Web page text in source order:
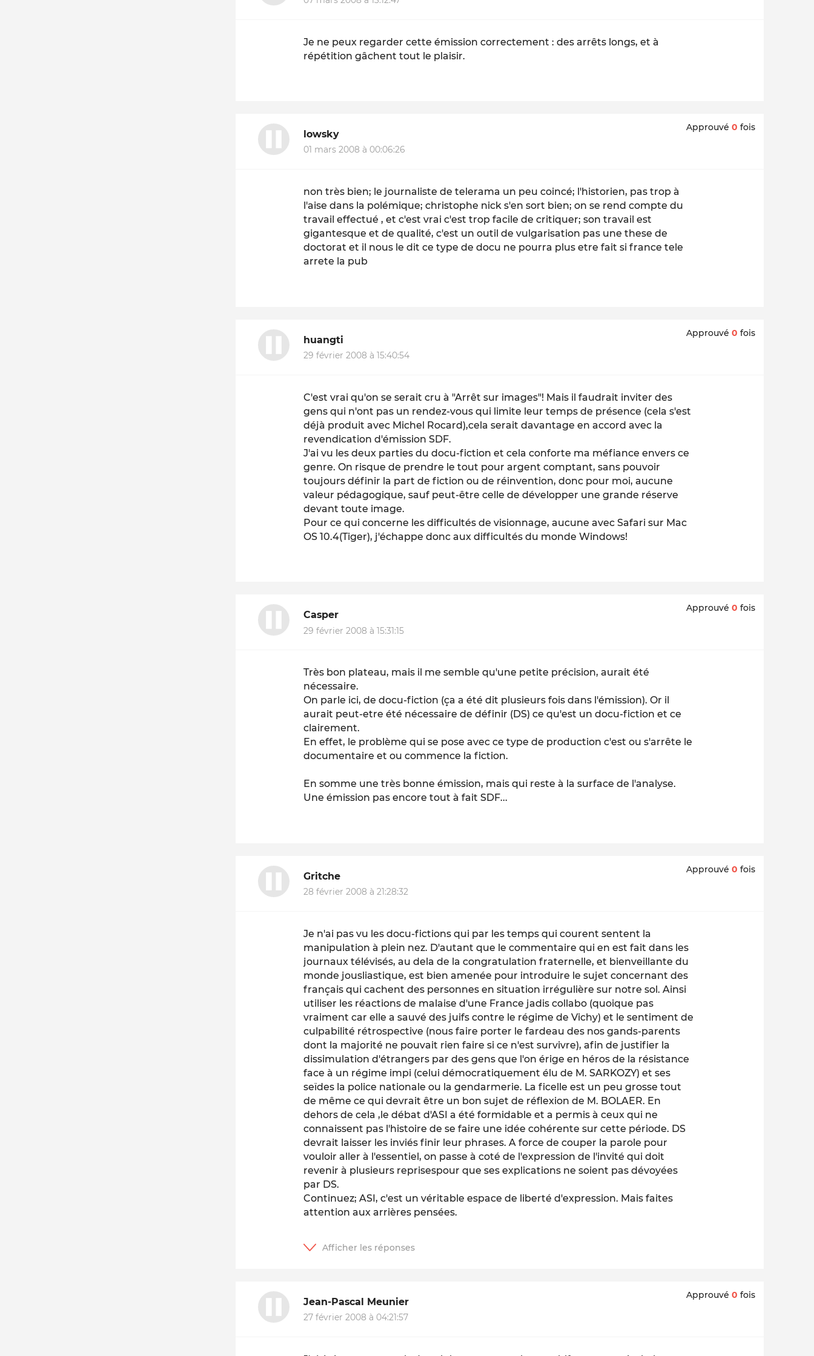
Je ne peux regarder cette émission correctement : des arrêts longs, et à
répétition gâchent tout le plaisir.
lowsky
01 mars 2008 à 00:06:26
Approuvé 0 fois
non très bien; le journaliste de telerama un peu coincé; l'historien, pas trop à
l'aise dans la polémique; christophe nick s'en sort bien; on se rend compte du
travail effectué , et c'est vrai c'est trop facile de critiquer; son travail est
gigantesque et de qualité, c'est un outil de vulgarisation pas une these de
doctorat et il nous le dit ce type de docu ne pourra plus etre fait si france tele
arrete la pub
huangti
29 février 2008 à 15:40:54
Approuvé 0 fois
C'est vrai qu'on se serait cru à "Arrêt sur images"! Mais il faudrait inviter des
gens qui n'ont pas un rendez-vous qui limite leur temps de présence (cela s'est
déjà produit avec Michel Rocard),cela serait davantage en accord avec la
revendication d'émission SDF.
J'ai vu les deux parties du docu-fiction et cela conforte ma méfiance envers ce
genre. On risque de prendre le tout pour argent comptant, sans pouvoir
toujours définir la part de fiction ou de réinvention, donc pour moi, aucune
valeur pédagogique, sauf peut-être celle de développer une grande réserve
devant toute image.
Pour ce qui concerne les difficultés de visionnage, aucune avec Safari sur Mac
OS 10.4(Tiger), j'échappe donc aux difficultés du monde Windows!
Casper
29 février 2008 à 15:31:15
Approuvé 0 fois
Très bon plateau, mais il me semble qu'une petite précision, aurait été
nécessaire.
On parle ici, de docu-fiction (ça a été dit plusieurs fois dans l'émission). Or il
aurait peut-etre été nécessaire de définir (DS) ce qu'est un docu-fiction et ce
clairement.
En effet, le problème qui se pose avec ce type de production c'est ou s'arrête le
documentaire et ou commence la fiction.
En somme une très bonne émission, mais qui reste à la surface de l'analyse.
Une émission pas encore tout à fait SDF...
Gritche
28 février 2008 à 21:28:32
Approuvé 0 fois
Je n'ai pas vu les docu-fictions qui par les temps qui courent sentent la
manipulation à plein nez. D'autant que le commentaire qui en est fait dans les
journaux télévisés, au dela de la congratulation fraternelle, et bienveillante du
monde jousliastique, est bien amenée pour introduire le sujet concernant des
français qui cachent des personnes en situation irrégulière sur notre sol. Ainsi
utiliser les réactions de malaise d'une France jadis collabo (quoique pas
vraiment car elle a sauvé des juifs contre le régime de Vichy) et le sentiment de
culpabilité rétrospective (nous faire porter le fardeau des nos gands-parents
dont la majorité ne pouvait rien faire si ce n'est survivre), afin de justifier la
dissimulation d'étrangers par des gens que l'on érige en héros de la résistance
face à un régime impi (celui démocratiquement élu de M. SARKOZY) et ses
seïdes la police nationale ou la gendarmerie. La ficelle est un peu grosse tout
de même ce qui devrait être un bon sujet de réflexion de M. BOLAER. En
dehors de cela ,le débat d'ASI a été formidable et a permis à ceux qui ne
connaissent pas l'histoire de se faire une idée cohérente sur cette période. DS
devrait laisser les inviés finir leur phrases. A force de couper la parole pour
vouloir aller à l'essentiel, on passe à coté de l'expression de l'invité qui doit
revenir à plusieurs reprisespour que ses explications ne soient pas dévoyées
par DS.
Continuez; ASI, c'est un véritable espace de liberté d'expression. Mais faites
attention aux arrières pensées.
Jean-Pascal Meunier
27 février 2008 à 04:21:57
Approuvé 0 fois